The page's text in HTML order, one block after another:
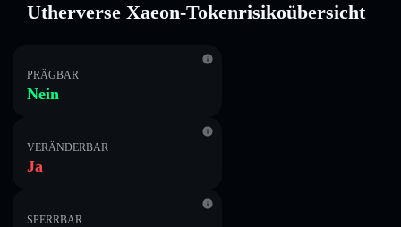
Utherverse Xaeon-Tokenrisikoübersicht
PRÄGBAR
Nein
VERÄNDERBAR
Ja
SPERRBAR